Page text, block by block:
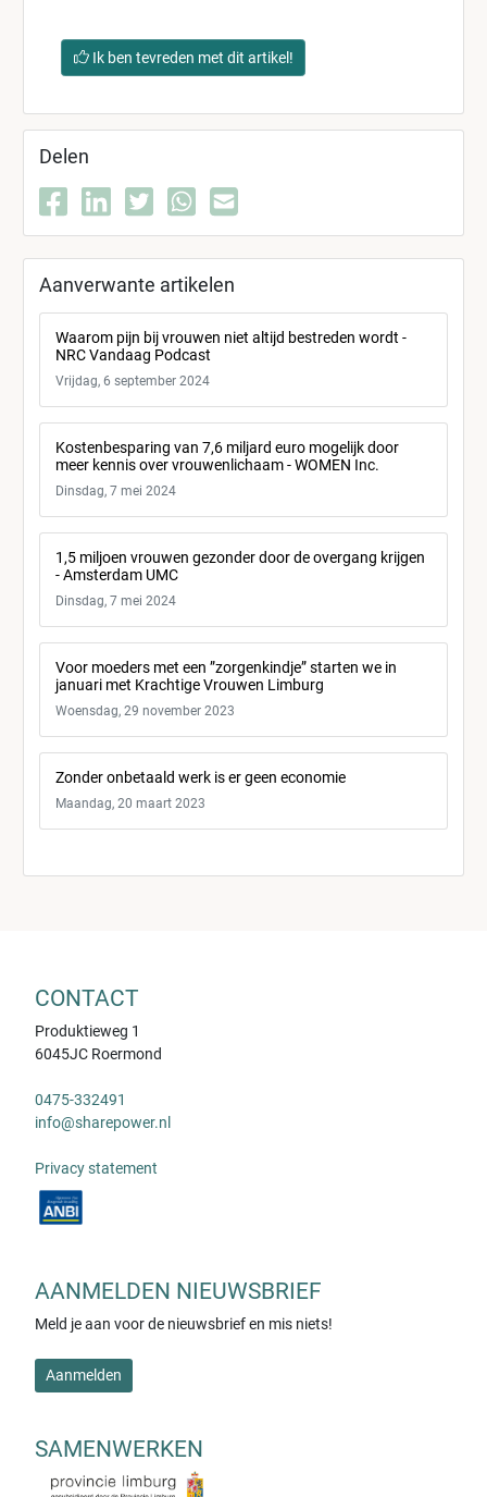
Ik ben tevreden met dit artikel!
Delen
Aanverwante artikelen
Waarom pijn bij vrouwen niet altijd bestreden wordt -
NRC Vandaag Podcast
Vrijdag, 6 september 2024
Kostenbesparing van 7,6 miljard euro mogelijk door
meer kennis over vrouwenlichaam - WOMEN Inc.
Dinsdag, 7 mei 2024
1,5 miljoen vrouwen gezonder door de overgang krijgen
- Amsterdam UMC
Dinsdag, 7 mei 2024
Voor moeders met een ”zorgenkindje” starten we in
januari met Krachtige Vrouwen Limburg
Woensdag, 29 november 2023
Zonder onbetaald werk is er geen economie
Maandag, 20 maart 2023
CONTACT
Produktieweg 1
6045JC Roermond
0475-332491
info@sharepower.nl
Privacy statement
AANMELDEN NIEUWSBRIEF
Meld je aan voor de nieuwsbrief en mis niets!
Aanmelden
SAMENWERKEN